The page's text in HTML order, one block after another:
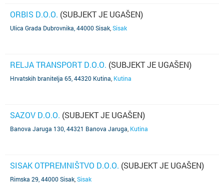
ORBIS D.O.O. (SUBJEKT JE UGAŠEN)
Ulica Grada Dubrovnika, 44000 Sisak Sisak
RELJA TRANSPORT D.O.O. (SUBJEKT JE UGAŠEN)
Hrvatskih branitelja 65, 44320 Kutina Kutina
SAZOV D.O.O. (SUBJEKT JE UGAŠEN)
Banova Jaruga 130, 44321 Banova Jaruga Kutina
SISAK OTPREMNIŠTVO D.O.O. (SUBJEKT JE UGAŠEN)
Rimska 29, 44000 Sisak Sisak